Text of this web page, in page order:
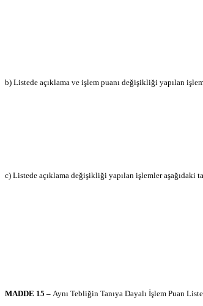
b) Listede açıklama ve işlem puanı değişikliği yapılan
c) Listede açıklama değişikliği yapılan işlemler aşağıdaki
MADDE 15 – Aynı Tebliğin Tanıya Dayalı İşlem Puan